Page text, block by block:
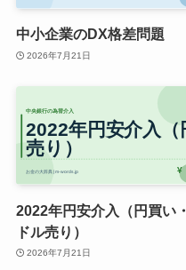
中小企業のDX格差問題
2026年7月21日
2022年円安介入（円買い・
ドル売り）
2026年7月21日